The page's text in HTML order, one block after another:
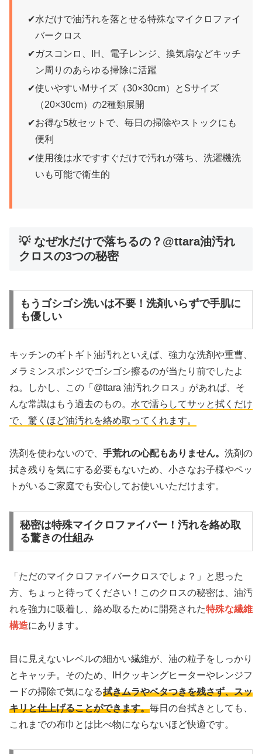
水だけで油汚れを落とせる特殊なマイクロファイ
バークロス
ガスコンロ、IH、電子レンジ、換気扇などキッチ
ン周りのあらゆる掃除に活躍
使いやすいMサイズ（30×30cm）とSサイズ
（20×30cm）の2種類展開
お得な5枚セットで、毎日の掃除やストックにも
便利
使用後は水ですすぐだけで汚れが落ち、洗濯機洗
いも可能で衛生的
💡 なぜ水だけで落ちるの？@ttara油汚れ
クロスの3つの秘密
もうゴシゴシ洗いは不要！洗剤いらずで手肌に
も優しい
キッチンのギトギト油汚れといえば、強力な洗剤や重曹、
メラミンスポンジでゴシゴシ擦るのが当たり前でしたよ
ね。しかし、この「@ttara 油汚れクロス」があれば、そ
んな常識はもう過去のもの。 水で濡らしてサッと拭くだけ
で、驚くほど油汚れを絡め取ってくれます。
洗剤を使わないので、 手荒れの心配もありません。 洗剤の
拭き残りを気にする必要もないため、小さなお子様やペッ
トがいるご家庭でも安心してお使いいただけます。
秘密は特殊マイクロファイバー！汚れを絡め取
る驚きの仕組み
「ただのマイクロファイバークロスでしょ？」と思った
方、ちょっと待ってください！このクロスの秘密は、油汚
れを強力に吸着し、絡め取るために開発された特殊な繊維
構造にあります。
目に見えないレベルの細かい繊維が、油の粒子をしっかり
とキャッチ。そのため、IHクッキングヒーターやレンジフ
ードの掃除で気になる拭きムラやベタつきを残さず、スッ
キリと仕上げることができます。毎日の台拭きとしても、
これまでの布巾とは比べ物にならないほど快適です。